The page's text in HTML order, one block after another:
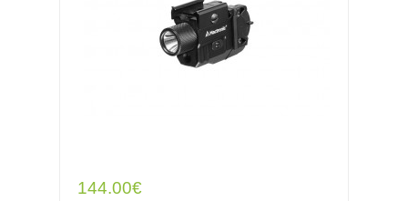
144.00€